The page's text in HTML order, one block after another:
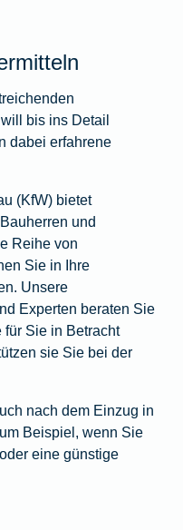
bis ins Detail
dabei erfahrene
(KfW) bietet
und
Reihe von
Sie in Ihre
Unsere
Experten beraten Sie
Sie in Betracht
sie Sie bei der
nach dem Einzug in
Beispiel, wenn Sie
eine günstige